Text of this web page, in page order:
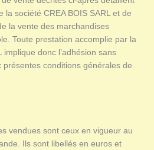
la société CREA BOIS SARL et de
la vente des marchandises
Toute prestation accomplie par la
implique donc l’adhésion sans
présentes conditions générales de
vendues sont ceux en vigueur au
Ils sont libellés en euros et